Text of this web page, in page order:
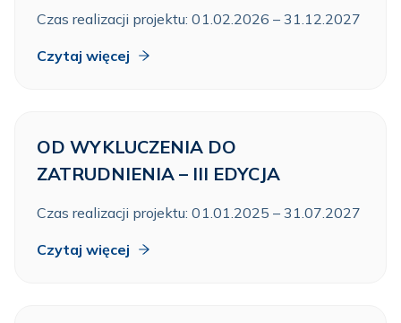
Czas realizacji projektu: 01.02.2026 – 31.12.2027
Czytaj więcej
OD WYKLUCZENIA DO
ZATRUDNIENIA – III EDYCJA
Czas realizacji projektu: 01.01.2025 – 31.07.2027
Czytaj więcej